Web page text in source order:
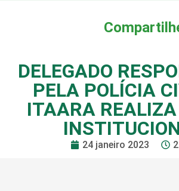
DELEGADO
PELA POLÍCIA
ITAARA
24 janeiro 2023